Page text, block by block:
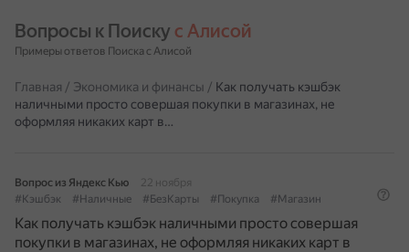
Вопросы к Поиску с Алисой
Примеры ответов Поиска с Алисой
Главная / Экономика и финансы / Как получать кэшбэк
наличными просто совершая покупки в магазинах, не
оформляя никаких карт в…
Вопрос из Яндекс Кью
22 ноября
#Кэшбэк
#Наличные #БезКарты #Покупка #Магазин
Как получать кэшбэк наличными просто совершая
покупки в магазинах, не оформляя никаких карт в